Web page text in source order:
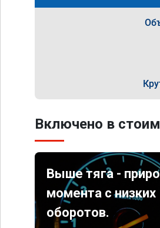
Включено в
Выше тяга -
момента с низких
оборотов.